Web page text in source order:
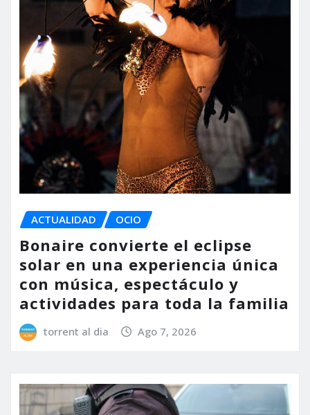
ACTUALIDAD OCIO
Bonaire convierte el eclipse
solar en una experiencia única
con música, espectáculo y
actividades para toda la familia
torrent al dia Ago 7, 2026